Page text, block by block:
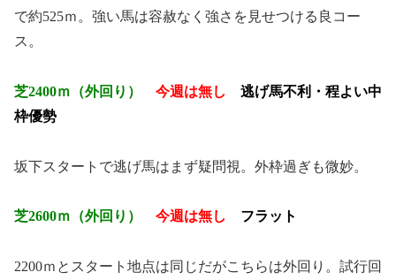
で約525ｍ。強い馬は容赦なく強さを見せつける良コー
ス。
芝2400ｍ（外回り） 今週は無し 逃げ馬不利・程よい中
枠優勢
坂下スタートで逃げ馬はまず疑問視。外枠過ぎも微妙。
芝2600ｍ（外回り） 今週は無し フラット
2200ｍとスタート地点は同じだがこちらは外回り。試行回